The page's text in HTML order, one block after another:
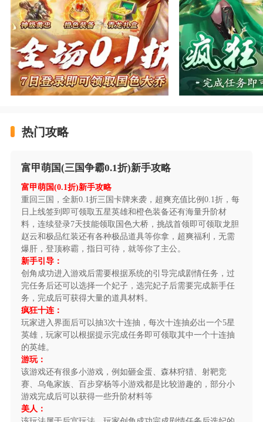
充值比例1元：10元宝
★上线福利：三国争锋 全场0.1折助你称霸三国
★七日登录 国色大乔连登7日即可领
★每日签到 五星英雄橙色装备任你拿
★后缀说明：超爽三国版0.1折震撼来袭
富甲萌国(三国争霸0.1折)游戏特色
1、在进入游戏前，创建角色时，可选择魏蜀吴三
大国家阵营之一，首都分别为：邺城、成都、豫章。
2、玩家将从首都开始进发，攻打占领周边城池，
直至占领统一全地图。
3、每个国家拥有4座关城，关城是国家守卫的重要
城池，主公们势必要确保关城不被敌国占领，敌国攻打
到关内，除了定时攻占的黄金城外，关城是唯一通向国
家内部的城池，可见其战略地位。
富甲萌国(三国争霸0.1折)游戏玩法
《富甲萌国(三国争霸0.1折)》单日累充额外活动
热门攻略
富甲萌国(三国争霸0.1折)新手攻略
富甲萌国(0.1折)新手攻略
重回三国，全新0.1折三国卡牌来袭，超爽充值比例0.1折，每
日上线签到即可领取五星英雄和橙色装备还有海量升阶材
料，连续登录7天技能领取国色大桥，挑战首领即可领取龙胆
赵云和极品红装还有各种极品道具等你拿，超爽福利，无需
爆肝，登顶称霸，指日可待，就等你了主公。
新手引导：
创角成功进入游戏后需要根据系统的引导完成剧情任务，过
完任务后还可以选择一个妃子，选完妃子后需要完成新手任
务，完成后可获得大量的道具材料。
疯狂十连：
玩家进入界面后可以抽3次十连抽，每次十连抽必出一个5星
英雄，玩家可以根据提示完成任务即可领取其中一个十连抽
的英雄。
游玩：
该游戏还有很多小游戏，例如砸金蛋、森林狩猎、射靶竞
赛、乌龟家族、百步穿杨等小游戏都是比较游趣的，部分小
游戏完成后可以获得一些升阶材料等
美人：